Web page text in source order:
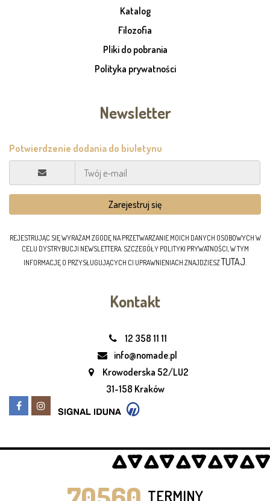
Katalog
Filozofia
Pliki do pobrania
Polityka prywatności
Newsletter
REJESTRUJĄC SIĘ WYRAŻAM ZGODĘ NA PRZETWARZANIE MOICH DANYCH OSOBOWYCH W
CELU DYSTRYBUCJI NEWSLETTERA. SZCZEGÓŁY POLITYKI PRYWATNOŚCI, W TYM
INFORMACJĘ O PRZYSŁUGUJĄCYCH CI UPRAWNIENIACH ZNAJDZIESZTUTAJ.
Kontakt
12 358 11 11
info@nomade.pl
Krowoderska 52/LU2
31-158 Kraków
TERMINY